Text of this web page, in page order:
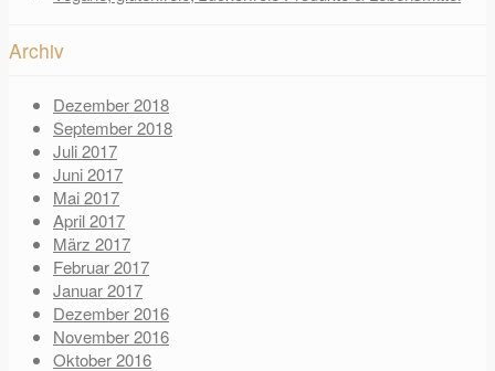
Archiv
Dezember 2018
September 2018
Juli 2017
Juni 2017
Mai 2017
April 2017
März 2017
Februar 2017
Januar 2017
Dezember 2016
November 2016
Oktober 2016